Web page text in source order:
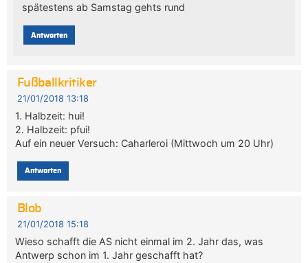
spätestens ab Samstag gehts rund
Antworten
Fußballkritiker
21/01/2018 13:18
1. Halbzeit: hui!
2. Halbzeit: pfui!
Auf ein neuer Versuch: Caharleroi (Mittwoch um 20 Uhr)
Antworten
Blob
21/01/2018 15:18
Wieso schafft die AS nicht einmal im 2. Jahr das, was
Antwerp schon im 1. Jahr geschafft hat?